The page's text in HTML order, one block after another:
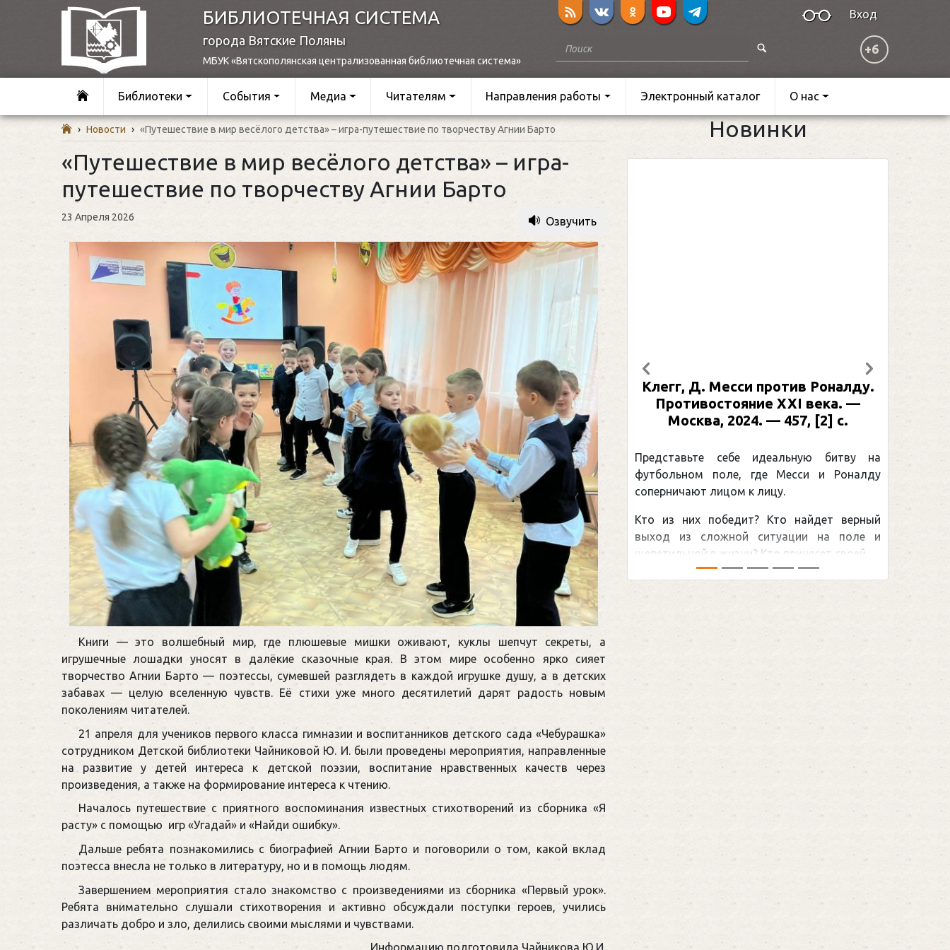
БИБЛИОТЕЧНАЯ СИСТЕМА
города Вятские Поляны
МБУК «Вятскополянская централизованная библиотечная система»
Вход
+6
Библиотеки События Медиа Читателям Направления работы Электронный каталог О нас
› Новости › «Путешествие в мир весёлого детства» – игра-путешествие по творчеству Агнии Барто
«Путешествие в мир весёлого детства» – игра-
путешествие по творчеству Агнии Барто
23 Апреля 2026 Озвучить
Книги — это волшебный мир, где плюшевые мишки оживают, куклы шепчут секреты, а
игрушечные лошадки уносят в далёкие сказочные края. В этом мире особенно ярко сияет
творчество Агнии Барто — поэтессы, сумевшей разглядеть в каждой игрушке душу, а в детских
забавах — целую вселенную чувств. Её стихи уже много десятилетий дарят радость новым
поколениям читателей.
21 апреля для учеников первого класса гимназии и воспитанников детского сада «Чебурашка»
сотрудником Детской библиотеки Чайниковой Ю. И. были проведены мероприятия, направленные
на развитие у детей интереса к детской поэзии, воспитание нравственных качеств через
произведения, а также на формирование интереса к чтению.
Началось путешествие с приятного воспоминания известных стихотворений из сборника «Я
расту» с помощью игр «Угадай» и «Найди ошибку».
Дальше ребята познакомились с биографией Агнии Барто и поговорили о том, какой вклад
поэтесса внесла не только в литературу, но и в помощь людям.
Завершением мероприятия стало знакомство с произведениями из сборника «Первый урок».
Ребята внимательно слушали стихотворения и активно обсуждали поступки героев, учились
различать добро и зло, делились своими мыслями и чувствами.
Информацию подготовила Чайникова Ю.И.
Новинки
Клегг, Д. Месси против Роналду.
Противостояние XXI века. —
Москва, 2024. — 457, [2] с.
Представьте себе идеальную битву на
футбольном поле, где Месси и Роналду
соперничают лицом к лицу.
Кто из них победит? Кто найдет верный
выход из сложной ситуации на поле и
щепетильной в жизни? Кто принесет своей ...
Рабинер, И. Я.
:
Москва, 2024
снайперским
принадлежит
Гретцки, — едва ли
хоккейная тема
Предыдущий Следующий